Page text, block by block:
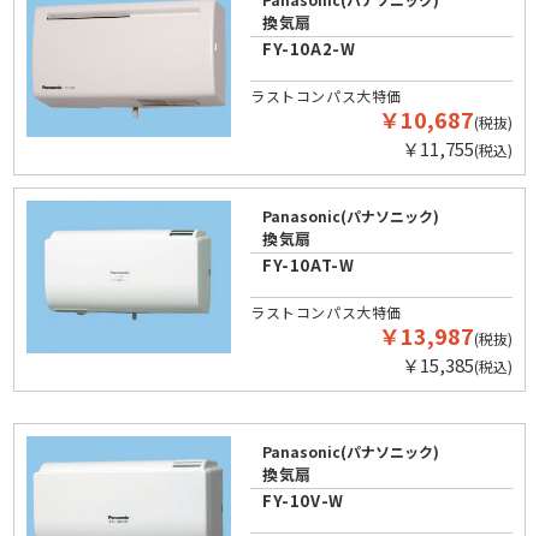
換気扇
FY-10A2-W
ラストコンパス大特価
￥10,687(税抜)
￥11,755(税込)
Panasonic(パナソニック)
換気扇
FY-10AT-W
ラストコンパス大特価
￥13,987(税抜)
￥15,385(税込)
Panasonic(パナソニック)
換気扇
FY-10V-W